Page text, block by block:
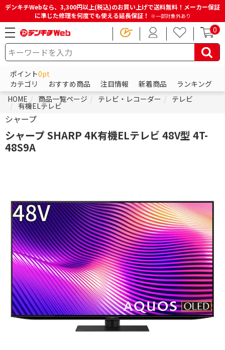
デンキチWebなら、3,300円以上(税込)のお買い上げで送料無料！メーカー保証
に準じた修理を何度でも使える延長保証！ ※一部対象外あり
0
ポイント0pt
カテゴリ
おすすめ商品 注目情報 新着商品
ランキング
HOME
商品一覧ページ テレビ・レコーダー テレビ
有機ELテレビ
シャープ
シャープ SHARP 4K有機ELテレビ 48V型 4T-
48S9A